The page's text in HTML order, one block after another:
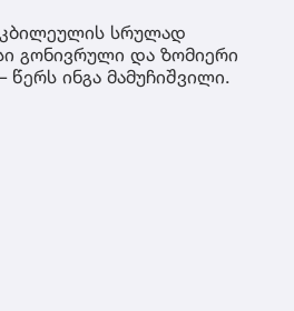
სრულად
გონივრული და ზომიერი
წერს ინგა მამუჩიშვილი.